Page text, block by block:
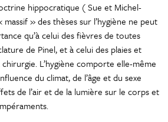
hippocratique ( Sue et Michel-
» des thèses sur l’hygiène ne peut
qu’à celui des fièvres de toutes
de Pinel, et à celui des plaies et
L’hygiène comporte elle-même
du climat, de l’âge et du sexe
de l’air et de la lumière sur le corps et